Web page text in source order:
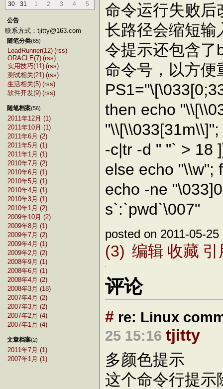
30 31 1 2 3 4 5
公告
联系方式：tjitty@163.com
随笔分类(65)
LoadRunner(12) (rss)
ORACLE(7) (rss)
实用技巧(11) (rss)
测试相关(21) (rss)
生活相关(5) (rss)
软件开发(9) (rss)
随笔档案(56)
2011年12月 (1)
2011年10月 (1)
2011年6月 (2)
2011年5月 (1)
2011年1月 (1)
2010年7月 (2)
2010年6月 (1)
2010年5月 (1)
2010年4月 (1)
2010年3月 (1)
2010年1月 (2)
2009年10月 (2)
2009年8月 (1)
2009年7月 (2)
2009年4月 (1)
2009年2月 (2)
2008年9月 (1)
2008年6月 (1)
2008年4月 (2)
2008年3月 (18)
2007年4月 (2)
2007年3月 (2)
2007年2月 (4)
2007年1月 (4)
文章档案(2)
2011年7月 (1)
2007年1月 (1)
命令运行失败后
长路径会缩短输
令提示还包含了
命令号，以方便
then echo
-c|tr -d " "` > 18
else echo "\\w";
echo -ne
s`:`pwd`\007"
posted on 2011-05-
(3) 编辑 收藏 引
评论
# re: Linux
25 15:16 tjitty
多颜色提示
这个命令行提示